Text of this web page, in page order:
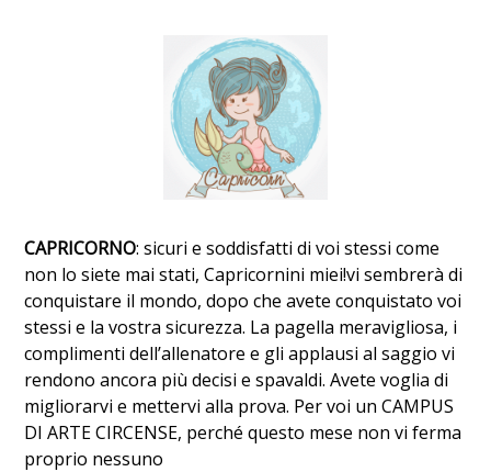
CAPRICORNO: sicuri e soddisfatti di voi stessi come
non lo siete mai stati, Capricornini miei!vi sembrerà di
conquistare il mondo, dopo che avete conquistato voi
stessi e la vostra sicurezza. La pagella meravigliosa, i
complimenti dell’allenatore e gli applausi al saggio vi
rendono ancora più decisi e spavaldi. Avete voglia di
migliorarvi e mettervi alla prova. Per voi un CAMPUS
DI ARTE CIRCENSE, perché questo mese non vi ferma
proprio nessuno